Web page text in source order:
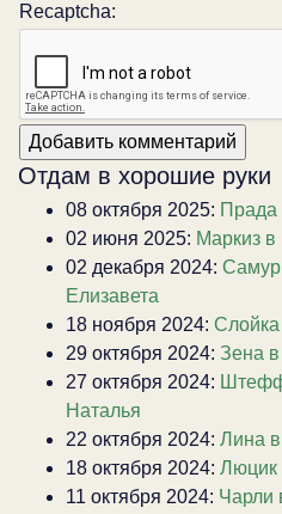
Recaptcha:
Отдам в хорошие руки
08 октября 2025: Прада
02 июня 2025: Маркиз в
02 декабря 2024: Самур
Елизавета
18 ноября 2024: Слойка
29 октября 2024: Зена
27 октября 2024:
Наталья
22 октября 2024: Лина
18 октября 2024: Люцик
11 октября 2024: Чарли